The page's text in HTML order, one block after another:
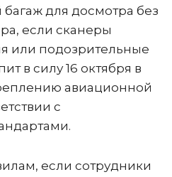
для досмотра без
если сканеры
или подозрительные
в силу 16 октября в
авиационной
с
если сотрудники